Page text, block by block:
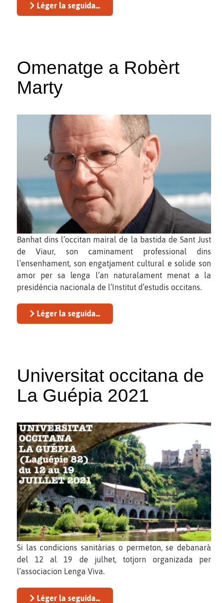
Léger la seguida...
Omenatge a Robèrt
Marty
Banhat dins l’occitan mairal de la bastida de Sant Just
de Viaur, son caminament professional dins
l’ensenhament, son engatjament cultural e solide son
amor per sa lenga l’an naturalament menat a la
presidéncia nacionala de l’Institut d’estudis occitans.
Léger la seguida...
Universitat occitana de
La Guépia 2021
Si las condicions sanitàrias o permeton, se debanarà
del 12 al 19 de julhet, totjorn organizada per
l’associacion Lenga Viva.
Léger la seguida...